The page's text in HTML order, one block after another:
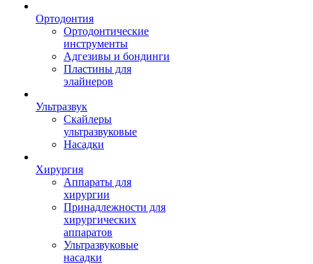
Ортодонтия
Ортодонтические
инструменты
Адгезивы и бондинги
Пластины для
элайнеров
Ультразвук
Скайлеры
ультразвуковые
Насадки
Хирургия
Аппараты для
хирургии
Принадлежности для
хирургических
аппаратов
Ультразвуковые
насадки